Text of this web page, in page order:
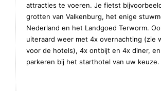
attracties te voeren. Je fietst
grotten van Valkenburg, het enige
Nederland en het Landgoed Terworm.
uiteraard weer met 4x overnachting (zie
voor de hotels), 4x ontbijt en 4x diner,
parkeren bij het starthotel van uw keuze.